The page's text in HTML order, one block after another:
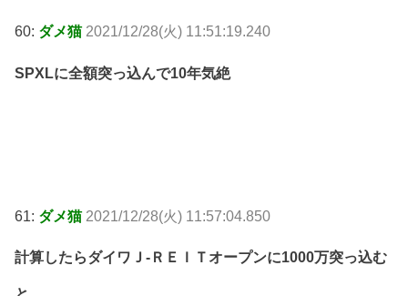
60: ダメ猫 2021/12/28(火) 11:51:19.240
SPXLに全額突っ込んで10年気絶
61: ダメ猫 2021/12/28(火) 11:57:04.850
計算したらダイワＪ-ＲＥＩＴオープンに1000万突っ込む